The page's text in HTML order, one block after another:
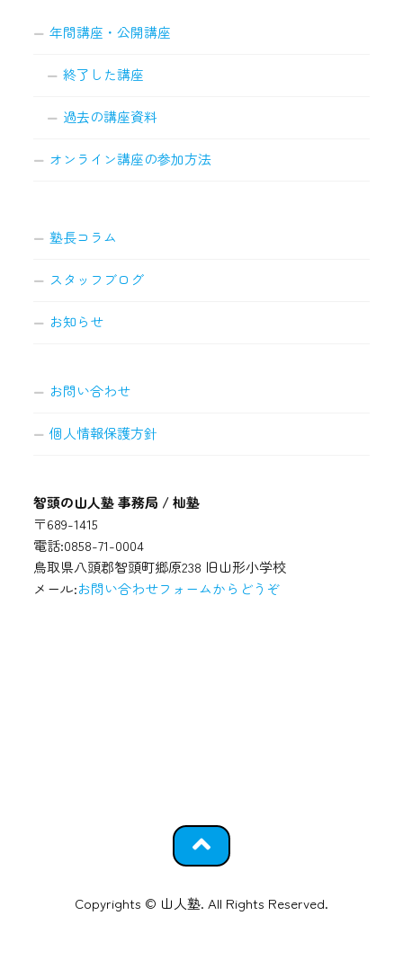
年間講座・公開講座
終了した講座
過去の講座資料
オンライン講座の参加方法
塾長コラム
スタッフブログ
お知らせ
お問い合わせ
個人情報保護方針
智頭の山人塾 事務局 / 杣塾
〒689-1415
電話:0858-71-0004
鳥取県八頭郡智頭町郷原238 旧山形小学校
メール:お問い合わせフォームからどうぞ
Copyrights © 山人塾. All Rights Reserved.